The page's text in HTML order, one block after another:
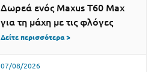
Δωρεά ενός Maxus T60 Max
για τη μάχη με τις φλόγες
Δείτε περισσότερα >
07/08/2026